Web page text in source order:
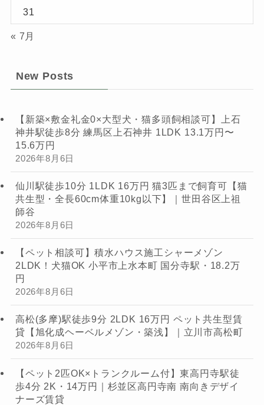
31
« 7月
New Posts
【新築×敷金礼金0×大型犬・猫多頭飼相談可】上石
神井駅徒歩8分 練馬区上石神井 1LDK 13.1万円〜
15.6万円
2026年8月6日
仙川駅徒歩10分 1LDK 16万円 猫3匹まで飼育可【猫
共生型・全長60cm体重10kg以下】｜世田谷区上祖
師谷
2026年8月6日
【ペット相談可】積水ハウス施工シャーメゾン
2LDK！犬猫OK 小平市上水本町 国分寺駅・18.2万
円
2026年8月6日
高松(多摩)駅徒歩9分 2LDK 16万円 ペット共生型賃
貸【旭化成ヘーベルメゾン・築浅】｜立川市高松町
2026年8月6日
【ペット2匹OK×トランクルーム付】東高円寺駅徒
歩4分 2K・14万円｜杉並区高円寺南 南向きデザイ
ナーズ賃貸